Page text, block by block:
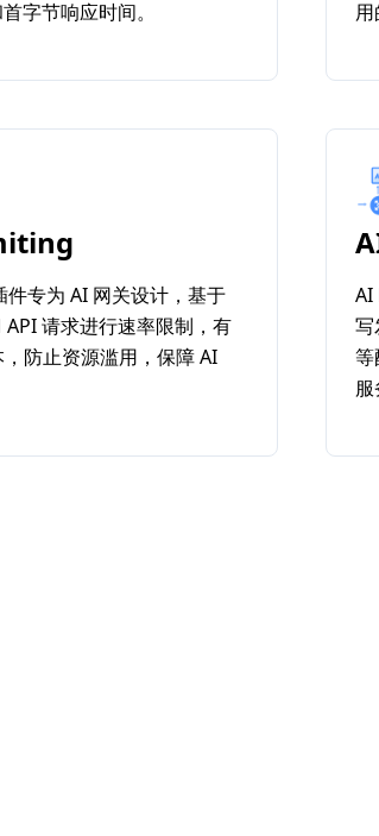
字节响应时间。
用
专为 AI 网关设计，基于
请求进行速率限制，有
防止资源滥用，保障 AI
AI
写
等
服